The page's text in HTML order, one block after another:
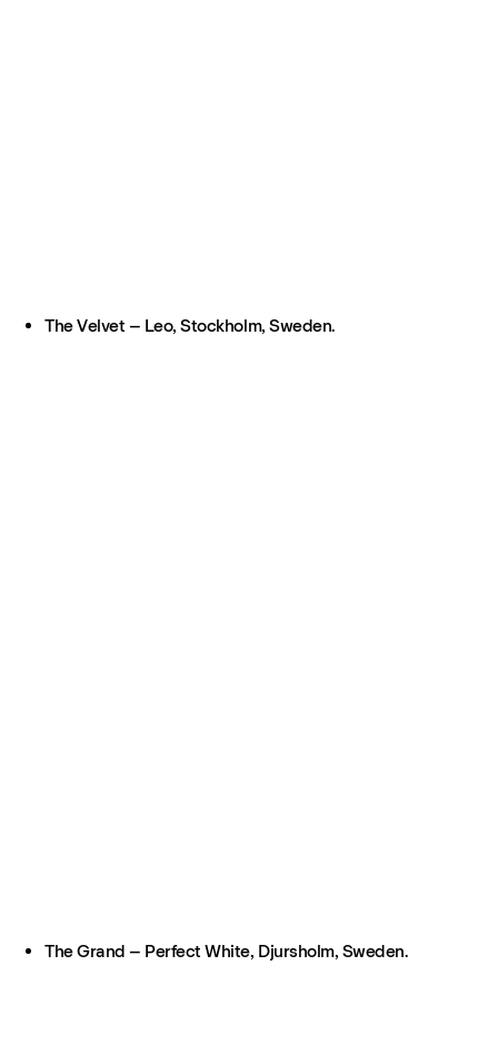
The Velvet – Leo, Stockholm, Sweden.
The Grand – Perfect White, Djursholm, Sweden.